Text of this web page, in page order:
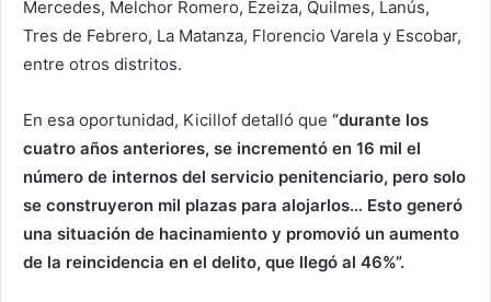
Mercedes, Melchor Romero, Ezeiza, Quilmes, Lanús,
Tres de Febrero, La Matanza, Florencio Varela y Escobar,
entre otros distritos.
En esa oportunidad, Kicillof detalló que “durante los
cuatro años anteriores, se incrementó en 16 mil el
número de internos del servicio penitenciario, pero solo
se construyeron mil plazas para alojarlos… Esto generó
una situación de hacinamiento y promovió un aumento
de la reincidencia en el delito, que llegó al 46%”.